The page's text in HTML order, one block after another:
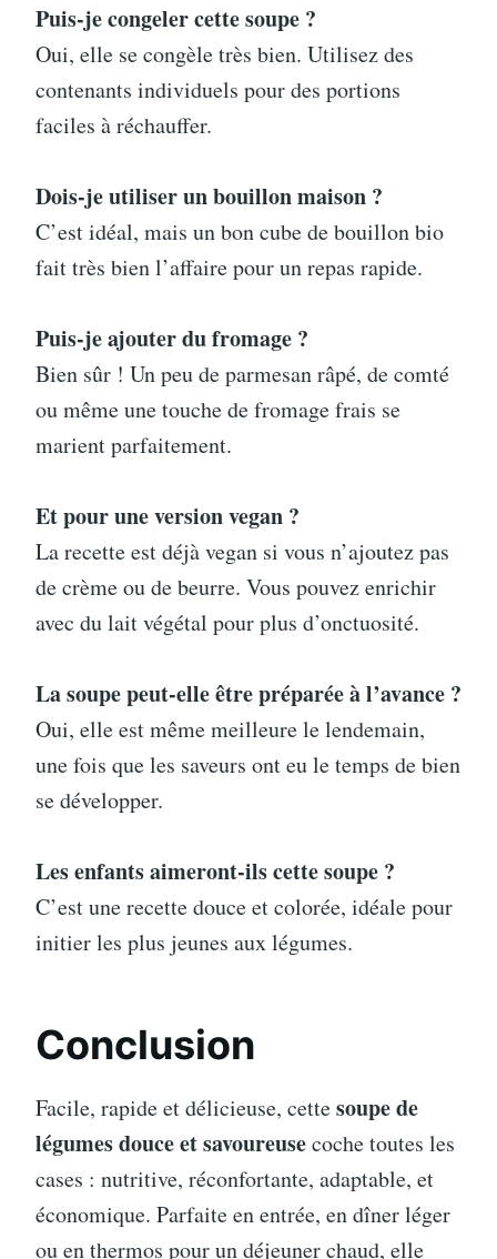
Puis-je congeler cette soupe ?
Oui, elle se congèle très bien. Utilisez des
contenants individuels pour des portions
faciles à réchauffer.
Dois-je utiliser un bouillon maison ?
C’est idéal, mais un bon cube de bouillon bio
fait très bien l’affaire pour un repas rapide.
Puis-je ajouter du fromage ?
Bien sûr ! Un peu de parmesan râpé, de comté
ou même une touche de fromage frais se
marient parfaitement.
Et pour une version vegan ?
La recette est déjà vegan si vous n’ajoutez pas
de crème ou de beurre. Vous pouvez enrichir
avec du lait végétal pour plus d’onctuosité.
La soupe peut-elle être préparée à l’avance ?
Oui, elle est même meilleure le lendemain,
une fois que les saveurs ont eu le temps de bien
se développer.
Les enfants aimeront-ils cette soupe ?
C’est une recette douce et colorée, idéale pour
initier les plus jeunes aux légumes.
Conclusion
Facile, rapide et délicieuse, cettesoupe de
légumes douce et savoureusecoche toutes les
cases : nutritive, réconfortante, adaptable, et
économique. Parfaite en entrée, en dîner léger
ou en thermos pour un déjeuner chaud, elle